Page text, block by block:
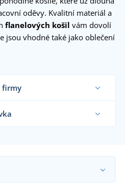
oděvy. Kvalitní materiál a
flanelových košil vám dovolí
jsou vhodné také jako oblečení
firmy
flanelové košile řemeslníkům,
firmám i koncovým zákazníkům